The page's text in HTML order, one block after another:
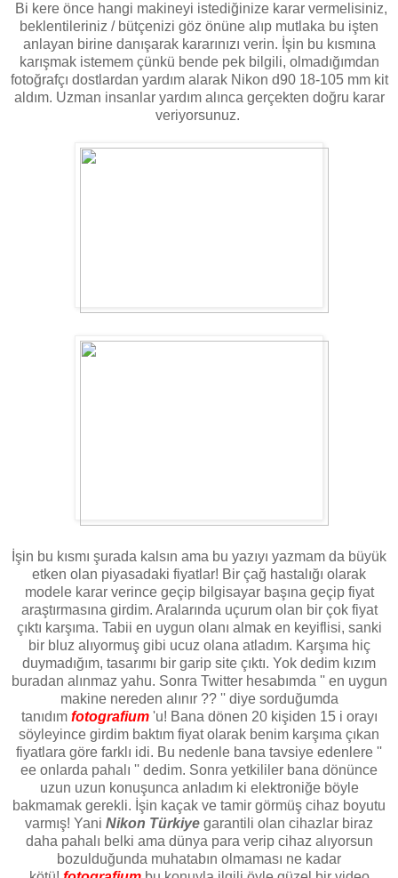
Bi kere önce hangi makineyi istediğinize karar vermelisiniz,
beklentileriniz / bütçenizi göz önüne alıp mutlaka bu işten
anlayan birine danışarak kararınızı verin. İşin bu kısmına
karışmak istemem çünkü bende pek bilgili, olmadığımdan
fotoğrafçı dostlardan yardım alarak Nikon d90 18-105 mm kit
aldım. Uzman insanlar yardım alınca gerçekten doğru karar
veriyorsunuz.
İşin bu kısmı şurada kalsın ama bu yazıyı yazmam da büyük
etken olan piyasadaki fiyatlar! Bir çağ hastalığı olarak
modele karar verince geçip bilgisayar başına geçip fiyat
araştırmasına girdim. Aralarında uçurum olan bir çok fiyat
çıktı karşıma. Tabii en uygun olanı almak en keyiflisi, sanki
bir bluz alıyormuş gibi ucuz olana atladım. Karşıma hiç
duymadığım, tasarımı bir garip site çıktı. Yok dedim kızım
buradan alınmaz yahu. Sonra Twitter hesabımda '' en uygun
makine nereden alınır ?? '' diye sorduğumda
tanıdım fotografium'u! Bana dönen 20 kişiden 15 i orayı
söyleyince girdim baktım fiyat olarak benim karşıma çıkan
fiyatlara göre farklı idi. Bu nedenle bana tavsiye edenlere ''
ee onlarda pahalı '' dedim. Sonra yetkililer bana dönünce
uzun uzun konuşunca anladım ki elektroniğe böyle
bakmamak gerekli. İşin kaçak ve tamir görmüş cihaz boyutu
varmış! Yani Nikon Türkiye garantili olan cihazlar biraz
daha pahalı belki ama dünya para verip cihaz alıyorsun
bozulduğunda muhatabın olmaması ne kadar